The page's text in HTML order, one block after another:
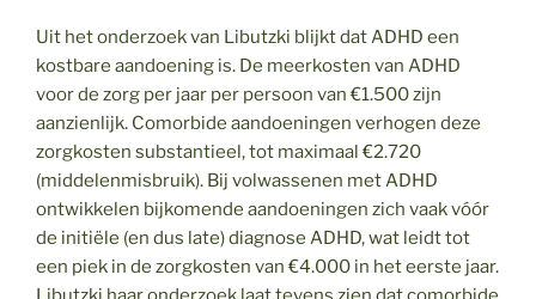
Uit het onderzoek van Libutzki blijkt dat ADHD een
kostbare aandoening is. De meerkosten van ADHD
voor de zorg per jaar per persoon van €1.500 zijn
aanzienlijk. Comorbide aandoeningen verhogen deze
zorgkosten substantieel, tot maximaal €2.720
(middelenmisbruik). Bij volwassenen met ADHD
ontwikkelen bijkomende aandoeningen zich vaak vóór
de initiële (en dus late) diagnose ADHD, wat leidt tot
een piek in de zorgkosten van €4.000 in het eerste jaar.